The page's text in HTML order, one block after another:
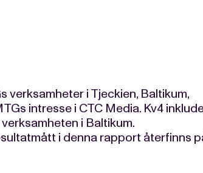
verksamheter i Tjeckien, Baltikum,
intresse i CTC Media. Kv4
i Baltikum.
i denna rapport återfinns